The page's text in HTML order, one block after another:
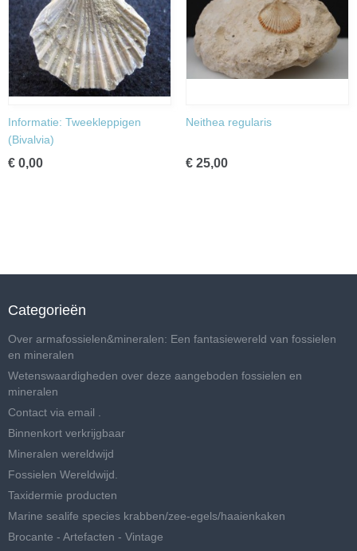
Informatie: Tweekleppigen
(Bivalvia)
€ 0,00
Neithea regularis
€ 25,00
Categorieën
Over armafossielen&mineralen: Een fantasiewereld van fossielen
en mineralen
Wetenswaardigheden over deze aangeboden fossielen en
mineralen
Contact via email .
Binnenkort verkrijgbaar
Mineralen wereldwijd
Fossielen Wereldwijd.
Taxidermie producten
Marine sealife species krabben/zee-egels/haaienkaken
Brocante - Artefacten - Vintage